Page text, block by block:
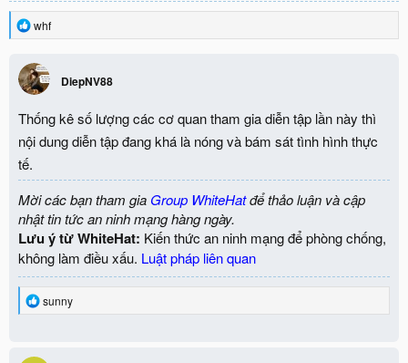
R
e
c
t
i
o
n
s
whf
DiepNV88
Thống kê số lượng các cơ quan tham gia diễn tập lần này thì
nội dung diễn tập đang khá là nóng và bám sát tình hình thực
tế.
Mời các bạn tham gia Group WhiteHatđể thảo luận và cập
nhật tin tức an ninh mạng hàng ngày.
Lưu ý từ WhiteHat: Kiến thức an ninh mạng để phòng chống,
không làm điều xấu. Luật pháp liên quan
R
t
sunny